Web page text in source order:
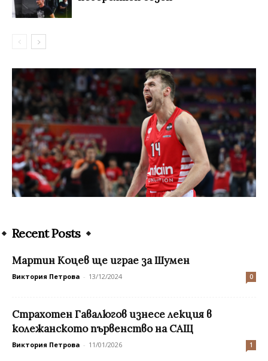
Recent Posts
Мартин Коцев ще играе за Шумен
Виктория Петрова - 13/12/2024 0
Страхотен Гавалюгов изнесе лекция в
колежанското първенство на САЩ
Виктория Петрова - 11/01/2026 1